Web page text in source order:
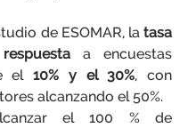
de ESOMAR, la tasa
a encuestas
el 10% y el 30%, con
alcanzando el 50%.
el 100 % de